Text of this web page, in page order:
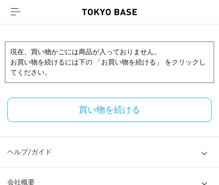
現在、買い物かごには商品が入っておりません。
お買い物を続けるには下の 「お買い物を続ける」 をクリックし
てください。
買い物を続ける
ヘルプ/ガイド
会社概要